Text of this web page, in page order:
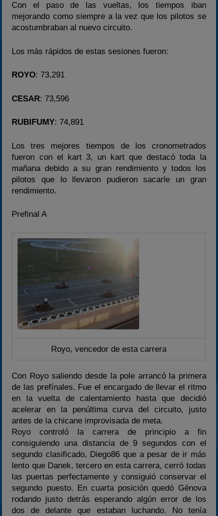
Con el paso de las vueltas, los tiempos iban
mejorando como siempre a la vez que los pilotos se
acostumbraban al nuevo circuito.
Los más rápidos de estas sesiones fueron:
ROYO: 73,291
CESAR: 73,596
RUBIFUMY: 74,891
Los tres mejores tiempos de los cronometrados
fueron con el kart 3, un kart que destacó toda la
mañana debido a su gran rendimiento y todos los
pilotos que lo llevaron pudieron sacarle un gran
rendimiento.
Prefinal A
Royo, vencedor de esta carrera
Con Royo saliendo desde la pole arrancó la primera
de las prefínales. Fue el encargado de llevar el ritmo
en la vuelta de calentamiento hasta que decidió
acelerar en la penúltima curva del circuito, justo
antes de la chicane improvisada de meta.
Royo controló la carrera de principio a fin
consiguiendo una distancia de 9 segundos con el
segundo clasificado, Diego86 que a pesar de ir más
lento que Danek, tercero en esta carrera, cerró todas
las puertas perfectamente y consiguió conservar el
segundo puesto. En cuarta posición quedó Génova
rodando justo detrás esperando algún error de los
dos de delante que estaban luchando. No tenía